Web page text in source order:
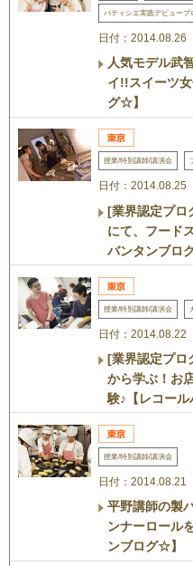
パティシエ実践デビュープ
日付：2014.08.26
人気モデル武
イ!!スイーツ
グ☆】
授業/特別講師/講演会
日付：2014.08.25
[業界認定プロ
にて、フード
バンタンブロ
授業/特別講師/講演会
日付：2014.08.22
[業界認定プロ
から学ぶ！お
験♪【レコー
授業/特別講師/講演会
日付：2014.08.21
平野講師の製
ンナーロール
ンブログ☆】